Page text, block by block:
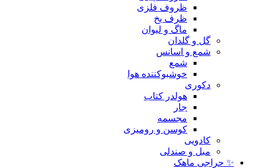
ظروف فلزی
ظرف یخ
ماگ و لیوان
گل و گلدان
شمع و اسانس
شمع
خوشبوکننده هوا
دکوری
هولدر کتاب
جار
مجسمه
کوسن و رومیزی
کادویی
مبل و صندلی
✨ حراجی ماهک